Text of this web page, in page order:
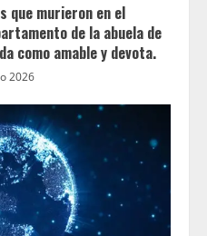
que murieron en el
de la abuela de
como amable y devota.
2026